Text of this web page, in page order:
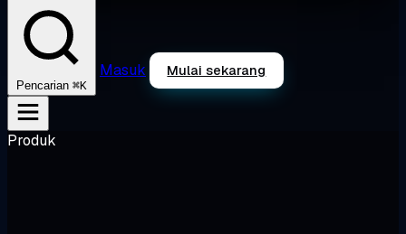
Pencarian ⌘K
Masuk Mulai sekarang
Produk